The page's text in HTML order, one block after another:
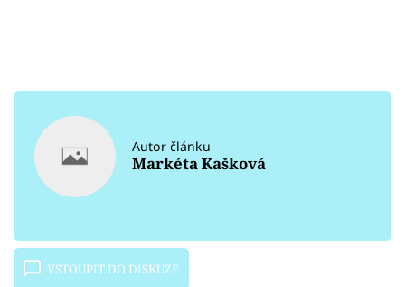
Autor článku
Markéta Kašková
VSTOUPIT DO DISKUZE